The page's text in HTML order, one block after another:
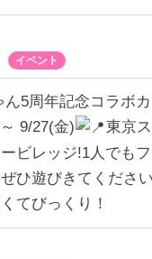
イベント
ん5周年記念コラボカ
9/27(金)
東京
ビレッジ!1人でも
ひ遊びきてくださ
てびっくり！